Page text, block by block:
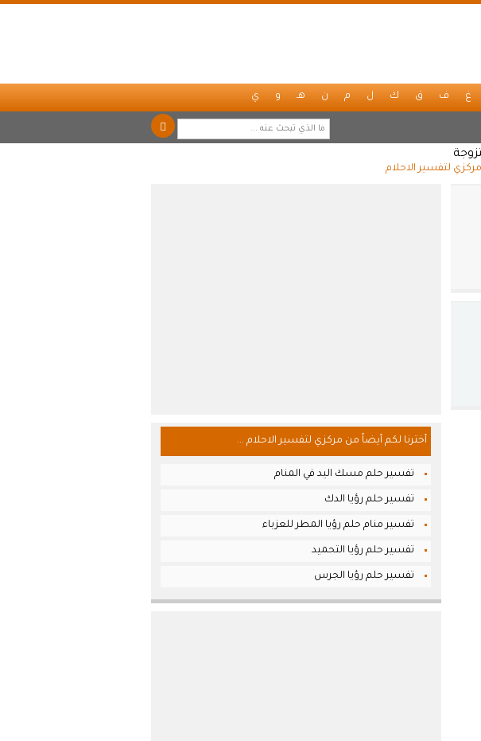
غ ف ق ك ل م ن هـ و ي
لتفسير الاحلام
أخترنا لكم أيضاً من مركزي لتفسير الاحلام ...
تفسير حلم مسك اليد في المنام
تفسير حلم رؤيا الدك
تفسير منام حلم رؤيا المطر للعزباء
تفسير حلم رؤيا التحميد
تفسير حلم رؤيا الجرس